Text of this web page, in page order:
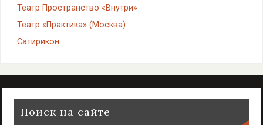
Театр Пространство «Внутри»
Театр «Практика» (Москва)
Сатирикон
Поиск на сайте